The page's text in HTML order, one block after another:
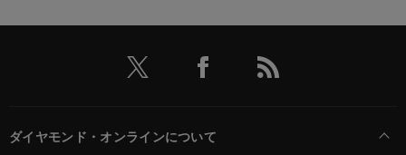
ダイヤモンド・オンラインについて